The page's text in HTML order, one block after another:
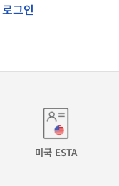
로그인
미국 ESTA